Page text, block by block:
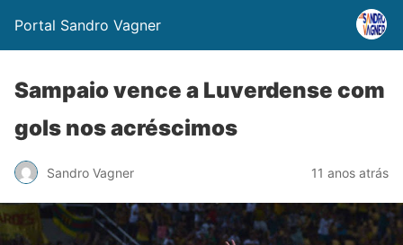
Portal Sandro Vagner
Sampaio vence a Luverdense com
gols nos acréscimos
Sandro Vagner 11 anos atrás